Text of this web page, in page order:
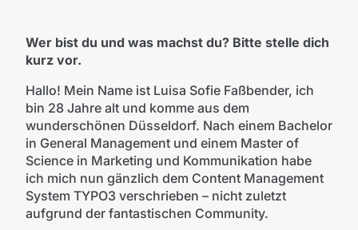
Wer bist du und was machst du? Bitte stelle dich
kurz vor.
Hallo! Mein Name ist Luisa Sofie Faßbender, ich
bin 28 Jahre alt und komme aus dem
wunderschönen Düsseldorf. Nach einem Bachelor
in General Management und einem Master of
Science in Marketing und Kommunikation habe
ich mich nun gänzlich dem Content Management
System TYPO3 verschrieben – nicht zuletzt
aufgrund der fantastischen Community.